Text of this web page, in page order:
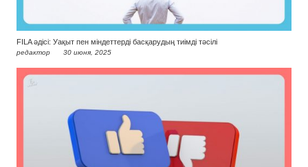
FILA әдісі: Уақыт пен міндеттерді басқарудың тиімді тәсілі
редактор 30 июня, 2025